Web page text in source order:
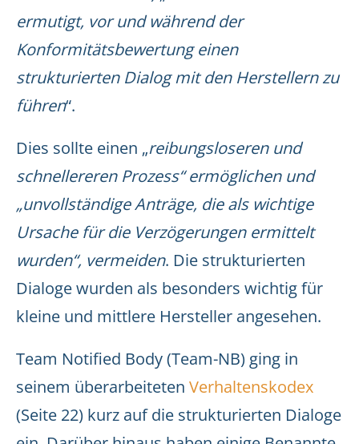
ermutigt, vor und während der
Konformitätsbewertung einen
strukturierten Dialog mit den Herstellern zu
führen“.
Dies sollte einen „reibungsloseren und
schnellereren Prozess“ ermöglichen und
„unvollständige Anträge, die als wichtige
Ursache für die Verzögerungen ermittelt
wurden“, vermeiden. Die strukturierten
Dialoge wurden als besonders wichtig für
kleine und mittlere Hersteller angesehen.
Team Notified Body (Team-NB) ging in
seinem überarbeiteten Verhaltenskodex
(Seite 22) kurz auf die strukturierten Dialoge